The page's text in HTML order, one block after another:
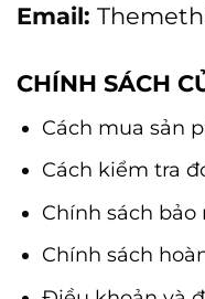
Email:
CHÍNH SÁCH
Cách mua sản
Cách kiểm tra
Chính sách bảo
Chính sách